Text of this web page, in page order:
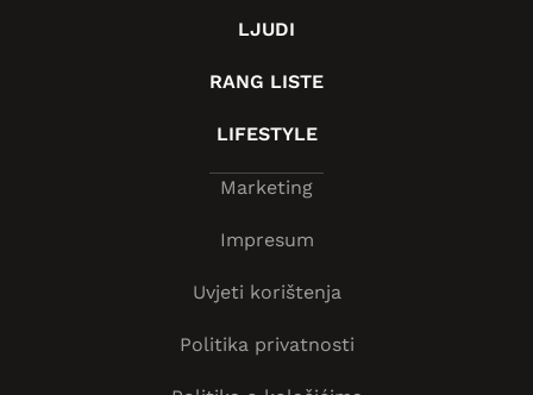
LJUDI
RANG LISTE
LIFESTYLE
Marketing
Impresum
Uvjeti korištenja
Politika privatnosti